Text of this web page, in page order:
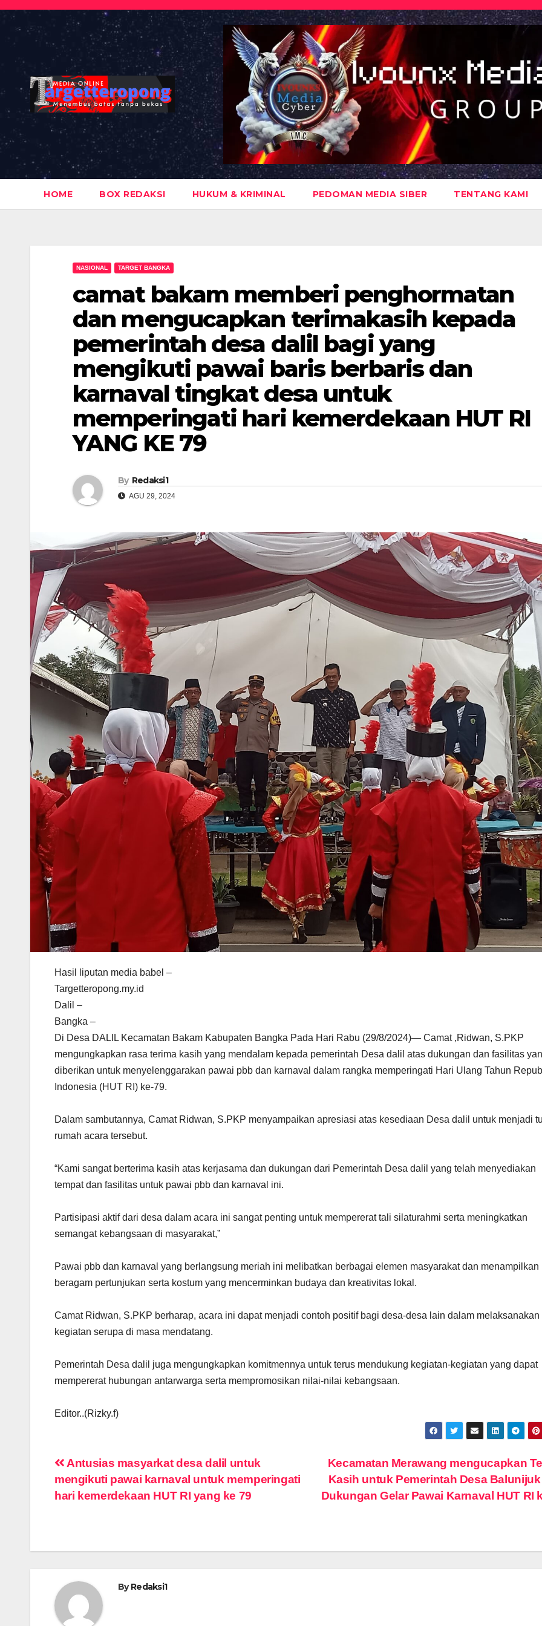
Skip
content
HOME BOX REDAKSI HUKUM & KRIMINAL PEDOMAN MEDIA SIBER TENTANG KAMI
NASIONAL TARGET BANGKA
camat bakam memberi penghormatan
dan mengucapkan terimakasih kepada
pemerintah desa dalil bagi yang
mengikuti pawai baris berbaris dan
karnaval tingkat desa untuk
memperingati hari kemerdekaan HUT RI
YANG KE 79
By Redaksi1
AGU 29, 2024
Hasil liputan media babel –
Targetteropong.my.id
Dalil –
Bangka –
Di Desa DALIL Kecamatan Bakam Kabupaten Bangka Pada Hari Rabu (29/8/2024)— Camat ,Ridwan, S.PKP
mengungkapkan rasa terima kasih yang mendalam kepada pemerintah Desa dalil atas dukungan dan fasilitas
diberikan untuk menyelenggarakan pawai pbb dan karnaval dalam rangka memperingati Hari Ulang Tahun
Indonesia (HUT RI) ke-79.
Dalam sambutannya, Camat Ridwan, S.PKP menyampaikan apresiasi atas kesediaan Desa dalil untuk menjadi
rumah acara tersebut.
“Kami sangat berterima kasih atas kerjasama dan dukungan dari Pemerintah Desa dalil yang telah menyediakan
tempat dan fasilitas untuk pawai pbb dan karnaval ini.
Partisipasi aktif dari desa dalam acara ini sangat penting untuk mempererat tali silaturahmi serta meningkatkan
semangat kebangsaan di masyarakat,”
Pawai pbb dan karnaval yang berlangsung meriah ini melibatkan berbagai elemen masyarakat dan menampilkan
beragam pertunjukan serta kostum yang mencerminkan budaya dan kreativitas lokal.
Camat Ridwan, S.PKP berharap, acara ini dapat menjadi contoh positif bagi desa-desa lain dalam melaksanakan
kegiatan serupa di masa mendatang.
Pemerintah Desa dalil juga mengungkapkan komitmennya untuk terus mendukung kegiatan-kegiatan yang dapat
mempererat hubungan antarwarga serta mempromosikan nilai-nilai kebangsaan.
Editor..(Rizky.f)
Navigasi
pos
Kecamatan Merawang mengucapkan
Kasih untuk Pemerintah Desa
Dukungan Gelar Pawai Karnaval HUT RI
Antusias masyarkat desa dalil untuk
mengikuti pawai karnaval untuk memperingati
hari kemerdekaan HUT RI yang ke 79
ByRedaksi1